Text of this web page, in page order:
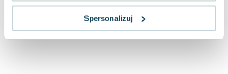
Spersonalizuj
Barbara Wrzesińska